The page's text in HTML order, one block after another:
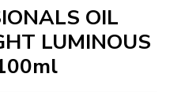
OIL
LUMINOUS